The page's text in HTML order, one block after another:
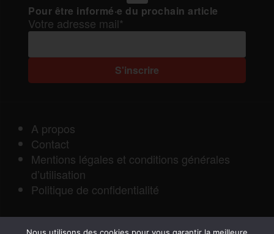
Pour être informé·e du prochain article
Votre adresse mail*
A propos
Contact
Mentions légales et conditions générales
d’utilisation
Politique de confidentialité